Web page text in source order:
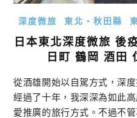
深度微旅 東北・秋田縣
日本東北深度微旅 後
日町 鶴岡 酒田
從酒雄開始以自駕方式，深
經過了十年，我深深為如此
愛推廣的旅行方式。不過不